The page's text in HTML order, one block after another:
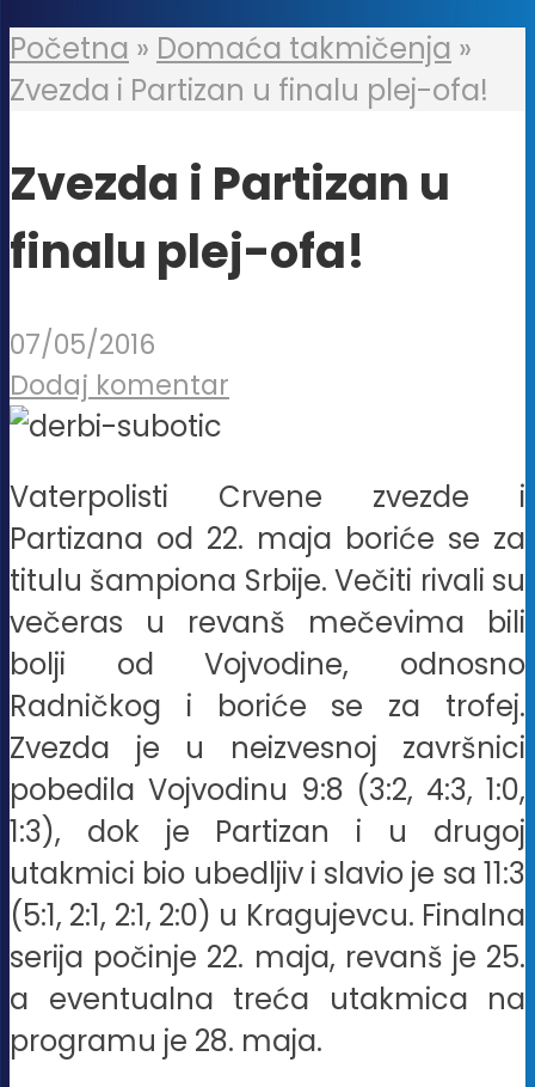
Početna » Domaća takmičenja »
Zvezda i Partizan u finalu plej-ofa!
Zvezda i Partizan u
finalu plej-ofa!
07/05/2016
Dodaj komentar
Vaterpolisti Crvene zvezde i
Partizana od 22. maja boriće se za
titulu šampiona Srbije. Večiti rivali su
večeras u revanš mečevima bili
bolji od Vojvodine, odnosno
Radničkog i boriće se za trofej.
Zvezda je u neizvesnoj završnici
pobedila Vojvodinu 9:8 (3:2, 4:3, 1:0,
1:3), dok je Partizan i u drugoj
utakmici bio ubedljiv i slavio je sa 11:3
(5:1, 2:1, 2:1, 2:0) u Kragujevcu. Finalna
serija počinje 22. maja, revanš je 25.
a eventualna treća utakmica na
programu je 28. maja.